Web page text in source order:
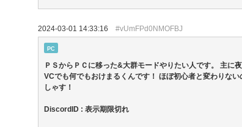
2024-03-01 14:33:16 #vUmFPd0NMOFBJ
PC
ＰＳからＰＣに移った&大群モードやりたい人です。 主に夜
VCでも何でもおけまるくんです！ ほぼ初心者と変わりない
しゃす！
DiscordID : 表示期限切れ